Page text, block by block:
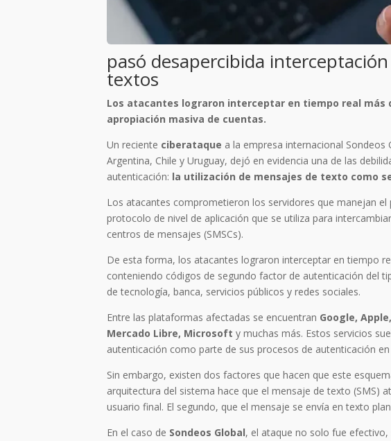
pasó desapercibida
textos
Los atacantes lograron interceptar en tiempo real más
apropiación masiva de cuentas.
Un reciente ciberataque a la empresa internacional Sondeos
Argentina, Chile y Uruguay, dejó en evidencia una de las
autenticación: la utilización de mensajes de texto como
Los atacantes comprometieron los servidores que manejan
protocolo de nivel de aplicación que se utiliza para intercambiar
centros de mensajes (SMSCs).
De esta forma, los atacantes lograron interceptar en tiempo
conteniendo códigos de segundo factor de autenticación del
de tecnología, banca, servicios públicos y redes sociales.
Entre las plataformas afectadas se encuentran Google,
Mercado Libre, Microsofty muchas más. Estos servicios
autenticación como parte de sus procesos de autenticación
Sin embargo, existen dos factores que hacen que este
arquitectura del sistema hace que el mensaje de texto (SMS)
usuario final. El segundo, que el mensaje se envía en texto
En el caso de Sondeos Global, el ataque no solo fue